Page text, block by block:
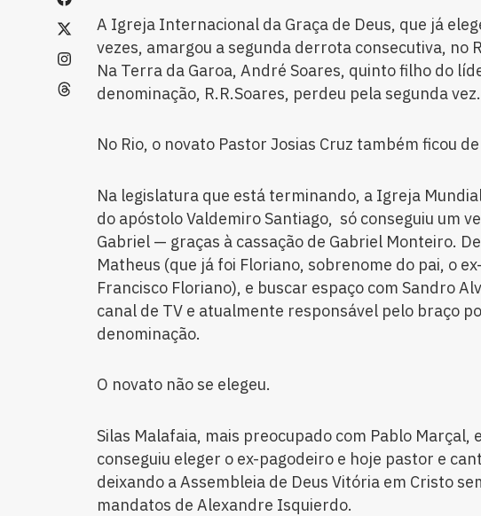
A Igreja Internacional da Graça de Deus, que já
vezes, amargou a segunda derrota consecutiva, no
Na Terra da Garoa, André Soares, quinto filho do
denominação, R.R.Soares, perdeu pela segunda vez.
No Rio, o novato Pastor Josias Cruz também ficou
Na legislatura que está terminando, a Igreja
do apóstolo Valdemiro Santiago, só conseguiu um
Gabriel — graças à cassação de Gabriel Monteiro.
Matheus (que já foi Floriano, sobrenome do pai, o
Francisco Floriano), e buscar espaço com Sandro
canal de TV e atualmente responsável pelo braço
denominação.
O novato não se elegeu.
Silas Malafaia, mais preocupado com Pablo Marçal,
conseguiu eleger o ex-pagodeiro e hoje pastor e
deixando a Assembleia de Deus Vitória em Cristo
mandatos de Alexandre Isquierdo.